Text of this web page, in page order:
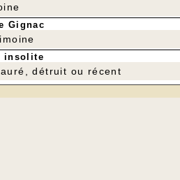
Gignac
insolite
détruit ou récent